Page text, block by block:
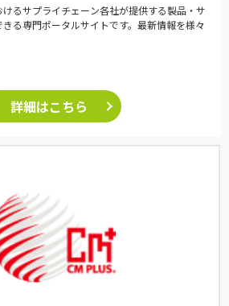
るサプライチェーン各社が提供する製品・サ
る専門ポータルサイトです。最新情報を様々
詳細はこちら